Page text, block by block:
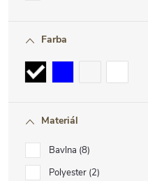
Farba
Materiál
Bavlna 8
Polyester 2